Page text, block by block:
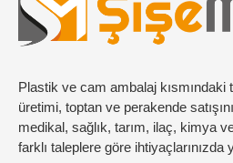
Plastik ve cam ambalaj kısmındaki
üretimi, toptan ve perakende
medikal, sağlık, tarım, ilaç, kimya
farklı taleplere göre ihtiyaçlarınızda